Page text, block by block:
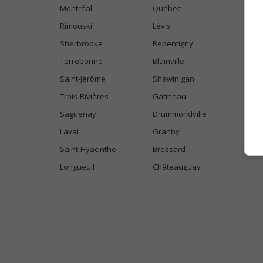
Montréal
Québec
Rimouski
Lévis
Sherbrooke
Repentigny
Terrebonne
Blainville
Saint-Jérôme
Shawinigan
Trois-Rivières
Gatineau
Saguenay
Drummondville
Laval
Granby
Saint-Hyacinthe
Brossard
Longueuil
Châteauguay